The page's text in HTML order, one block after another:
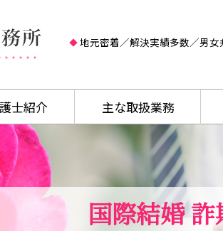
国際結婚 詐
地元密着／解決実績多数／男
士紹介 主な取扱業務